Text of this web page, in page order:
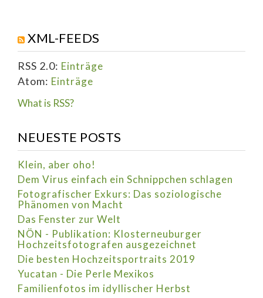
XML-FEEDS
RSS 2.0: Einträge
Atom: Einträge
What is RSS?
NEUESTE POSTS
Klein, aber oho!
Dem Virus einfach ein Schnippchen schlagen
Fotografischer Exkurs: Das soziologische
Phänomen von Macht
Das Fenster zur Welt
NÖN - Publikation: Klosterneuburger
Hochzeitsfotografen ausgezeichnet
Die besten Hochzeitsportraits 2019
Yucatan - Die Perle Mexikos
Familienfotos im idyllischer Herbst